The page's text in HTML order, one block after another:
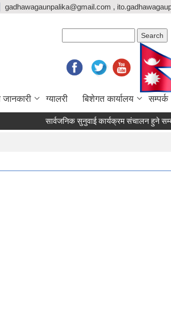
gadhawagaunpalika@gmail.com ,
ग्यालरी बिशेगत कार्यालय सम्पर्क
सार्वजनिक सुनुवाई कार्यक्रम संचालन हुने